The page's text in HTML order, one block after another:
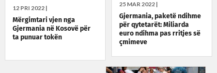
12 PRI 2022 |
Mërgimtari vjen nga
Gjermania në Kosovë për
ta punuar tokën
25 MAR 2022 |
Gjermania, paketë ndihme
për qytetarët: Miliarda
euro ndihma pas rritjes së
çmimeve